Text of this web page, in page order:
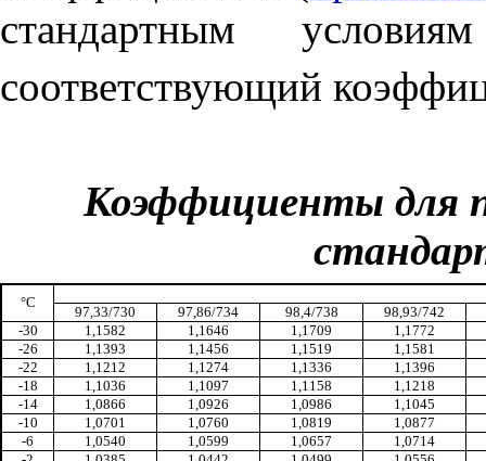
стандартным
соответствующий
Коэффициенты для
°С
97,33/730 97,86/734 98,4/738
98,93/742
-30
1,1582 1,1646 1,1709
1,1772
-26
1,1393 1,1456 1,1519
1,1581
-22
1,1212 1,1274 1,1336
1,1396
-18
1,1036 1,1097 1,1158
1,1218
-14
1,0866 1,0926 1,0986
1,1045
-10
1,0701 1,0760 1,0819
1,0877
-6
1,0540 1,0599 1,0657
1,0714